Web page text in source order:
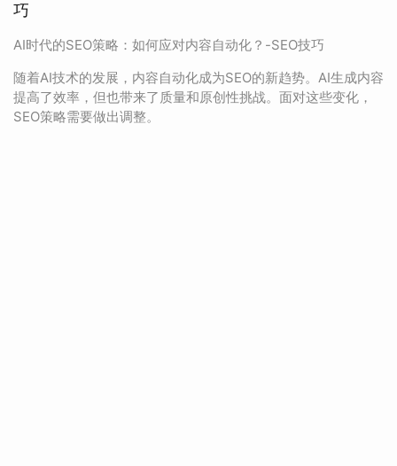
巧
AI时代的SEO策略：如何应对内容自动化？-SEO技巧
随着AI技术的发展，内容自动化成为SEO的新趋势。AI生成内容
提高了效率，但也带来了质量和原创性挑战。面对这些变化，
SEO策略需要做出调整。